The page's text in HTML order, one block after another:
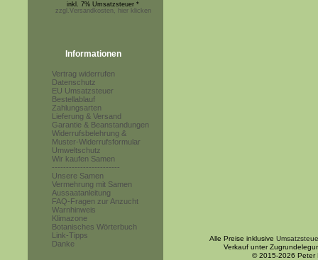
inkl. 7% Umsatzsteuer *
zzgl.Versandkosten, hier klicken
Informationen
Vertrag widerrufen
Datenschutz
EU Umsatzsteuer
Bestellablauf
Zahlungsarten
Lieferung & Versand
Garantie & Beanstandungen
Widerrufsbelehrung &
Muster-Widerrufsformular
Umweltschutz
Wir kaufen Samen
------------------------
Unsere Samen
Vermehrung mit Samen
Aussaatanleitung
FAQ-Fragen zur Anzucht
Warnhinweis
Klimazone
Botanisches Wörterbuch
Link-Tipps
Danke
Alle Preise inklusive
Verkauf unter
© 2015-2026 Peter